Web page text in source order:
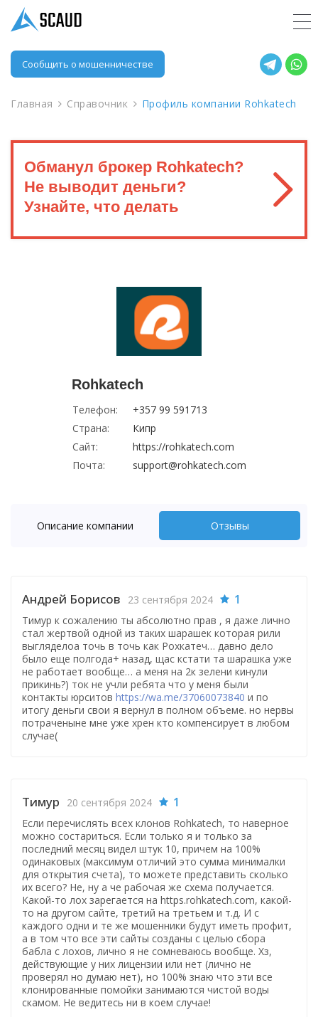
Сообщить о мошенничестве
Главная Справочник Профиль компании Rohkatech
Обманул брокер Rohkatech?
Не выводит деньги?
Узнайте, что делать
Rohkatech
Телефон:
+357 99 591713
Страна:
Кипр
Сайт:
https://rohkatech.com
Почта:
support@rohkatech.com
Описание компании Отзывы
Андрей Борисов 23 сентября 2024 1
Тимур к сожалению ты абсолютно прав , я даже лично
стал жертвой одной из таких шарашек которая рили
выгляделоа точь в точь как Рохкатеч… давно дело
было еще полгода+ назад, щас кстати та шарашка уже
не работает вообще… а меня на 2к зелени кинули
прикинь?) ток не учли ребята что у меня были
контакты юрситов https://wa.me/37060073840 и по
итогу деньги свои я вернул в полном объеме. но нервы
потраченыне мне уже хрен кто компенсирует в любом
случае(
Тимур 20 сентября 2024 1
Если перечислять всех клонов Rohkatech, то наверное
можно состариться. Если только я и только за
последний месяц видел штук 10, причем на 100%
одинаковых (максимум отличий это сумма минималки
для открытия счета), то можете представить сколько
их всего? Не, ну а че рабочая же схема получается.
Какой-то лох зарегается на https.rohkatech.com, какой-
то на другом сайте, третий на третьем и т.д. И с
каждого одни и те же мошенники будут иметь профит,
а в том что все эти сайты созданы с целью сбора
бабла с лохов, лично я не сомневаюсь вообще. Хз,
действующие у них лицензии или нет (лично не
проверял но думаю нет), но 100% знаю что эти все
клонированные помойки занимаются чистой воды
скамом. Не ведитесь ни в коем случае!